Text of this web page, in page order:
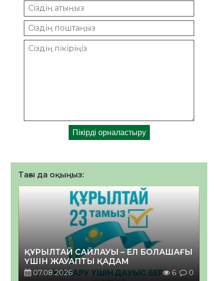
Тағы да оқыңыз:
ҚҰРЫЛТАЙ САЙЛАУЫ – ЕЛ БОЛАШАҒЫ
ҮШІН ЖАУАПТЫ ҚАДАМ
07.08.2026
6 0